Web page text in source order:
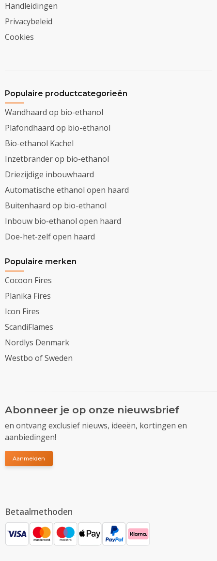
Handleidingen
Privacybeleid
Cookies
Populaire productcategorieën
Wandhaard op bio-ethanol
Plafondhaard op bio-ethanol
Bio-ethanol Kachel
Inzetbrander op bio-ethanol
Driezijdige inbouwhaard
Automatische ethanol open haard
Buitenhaard op bio-ethanol
Inbouw bio-ethanol open haard
Doe-het-zelf open haard
Populaire merken
Cocoon Fires
Planika Fires
Icon Fires
ScandiFlames
Nordlys Denmark
Westbo of Sweden
Abonneer je op onze nieuwsbrief
en ontvang exclusief nieuws, ideeën, kortingen en
aanbiedingen!
Aanmelden
Betaalmethoden